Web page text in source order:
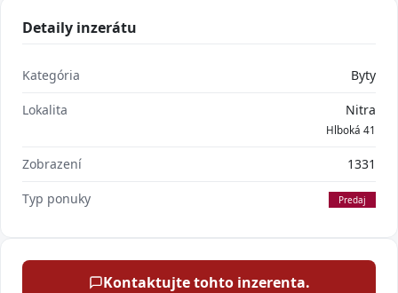
Detaily inzerátu
Kategória Byty
Lokalita Nitra
Hlboká 41
Zobrazení 1331
Typ ponuky Predaj
Kontaktujte tohto inzerenta.